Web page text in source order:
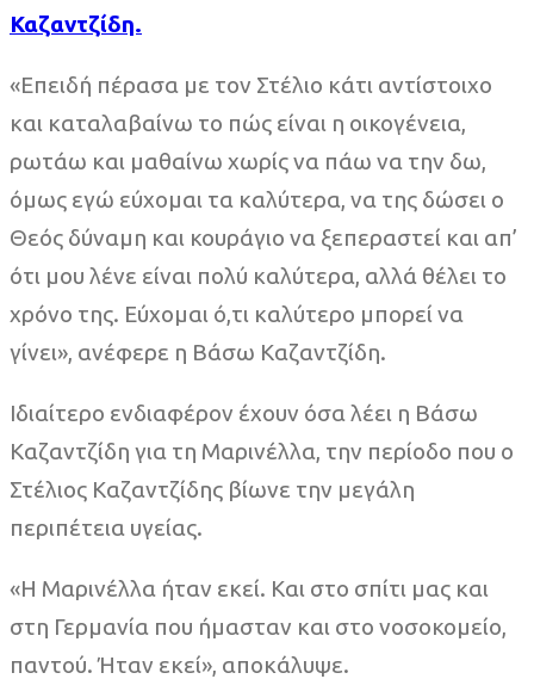
Καζαντζίδη.
«Επειδή πέρασα με τον Στέλιο κάτι αντίστοιχο
και καταλαβαίνω το πώς είναι η οικογένεια,
ρωτάω και μαθαίνω χωρίς να πάω να την δω,
όμως εγώ εύχομαι τα καλύτερα, να της δώσει ο
Θεός δύναμη και κουράγιο να ξεπεραστεί και απ’
ότι μου λένε είναι πολύ καλύτερα, αλλά θέλει το
χρόνο της. Εύχομαι ό,τι καλύτερο μπορεί να
γίνει», ανέφερε η Βάσω Καζαντζίδη.
Ιδιαίτερο ενδιαφέρον έχουν όσα λέει η Βάσω
Καζαντζίδη για τη Μαρινέλλα, την περίοδο που ο
Στέλιος Καζαντζίδης βίωνε την μεγάλη
περιπέτεια υγείας.
«Η Μαρινέλλα ήταν εκεί. Και στο σπίτι μας και
στη Γερμανία που ήμασταν και στο νοσοκομείο,
παντού. Ήταν εκεί», αποκάλυψε.